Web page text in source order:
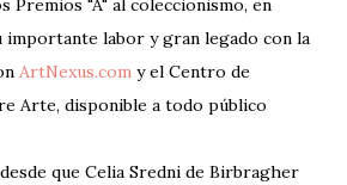
Premios "A" al coleccionismo, en
importante labor y gran legado con la
ArtNexus.com y el Centro de
Arte, disponible a todo público
que Celia Sredni de Birbragher